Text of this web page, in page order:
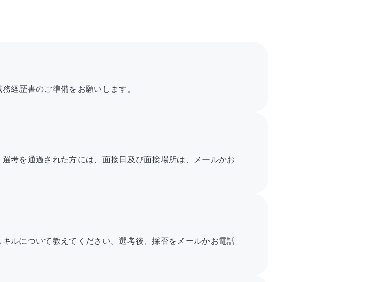
経歴書のご準備をお願いします。
考を通過された方には、面接日及び面接場所は、メールかお
ルについて教えてください。選考後、採否をメールかお電話